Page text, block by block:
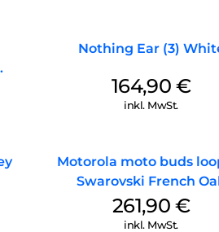
Nothing Ear (3)
164,90 €
inkl. MwSt.
Motorola moto buds
Swarovski French
261,90 €
inkl. MwSt.